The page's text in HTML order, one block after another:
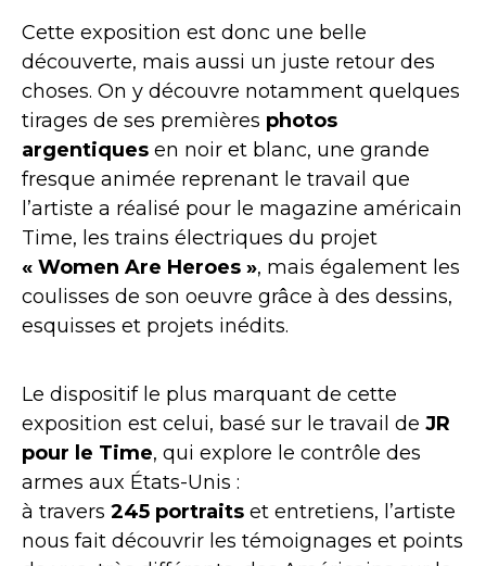
Cette exposition est donc une belle
découverte, mais aussi un juste retour des
choses. On y découvre notamment quelques
tirages de ses premières photos
argentiques en noir et blanc, une grande
fresque animée reprenant le travail que
l’artiste a réalisé pour le magazine américain
Time, les trains électriques du projet
« Women Are Heroes », mais également les
coulisses de son oeuvre grâce à des dessins,
esquisses et projets inédits.
Le dispositif le plus marquant de cette
exposition est celui, basé sur le travail de JR
pour le Time, qui explore le contrôle des
armes aux États-Unis :
à travers 245 portraits et entretiens, l’artiste
nous fait découvrir les témoignages et points